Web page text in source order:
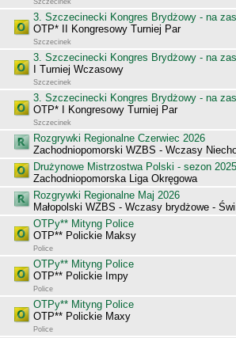
Szczecinek
3. Szczecinecki Kongres Brydżowy - na
OTP* II Kongresowy Turniej Par
Szczecinek
3. Szczecinecki Kongres Brydżowy - na
I Turniej Wczasowy
Szczecinek
3. Szczecinecki Kongres Brydżowy - na
OTP* I Kongresowy Turniej Par
Szczecinek
Rozgrywki Regionalne Czerwiec 2026
Zachodniopomorski WZBS - Wczasy
Drużynowe Mistrzostwa Polski - sezon
Zachodniopomorska Liga Okręgowa
Rozgrywki Regionalne Maj 2026
Małopolski WZBS - Wczasy brydżowe -
OTPy** Mityng Police
OTP** Polickie Maksy
Police
OTPy** Mityng Police
OTP** Polickie Impy
Police
OTPy** Mityng Police
OTP** Polickie Maxy
Police